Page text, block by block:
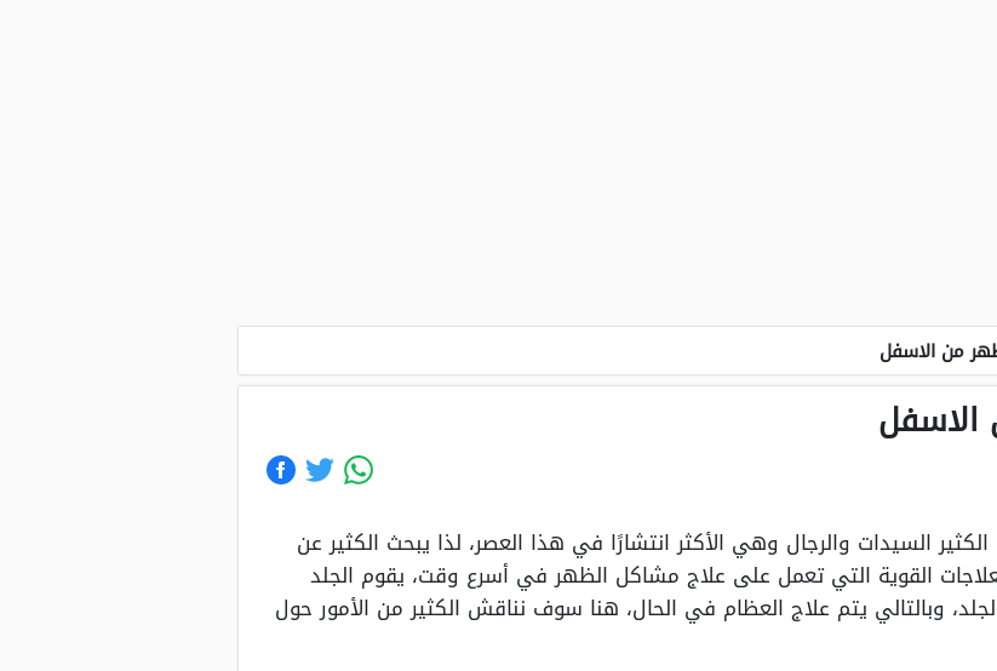
من الاسفل
الاسفل
السيدات والرجال وهي الأكثر انتشارًا في هذا العصر، لذا يبحث الكثير عن
القوية التي تعمل على علاج مشاكل الظهر في أسرع وقت، يقوم الجلد
وبالتالي يتم علاج العظام في الحال، هنا سوف نناقش الكثير من الأمور حول